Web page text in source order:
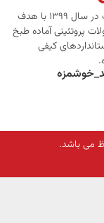
آمویی مارکت در سال 1399 با هدف
پروتئینی آماده طبخ
کیفی
می باشد.